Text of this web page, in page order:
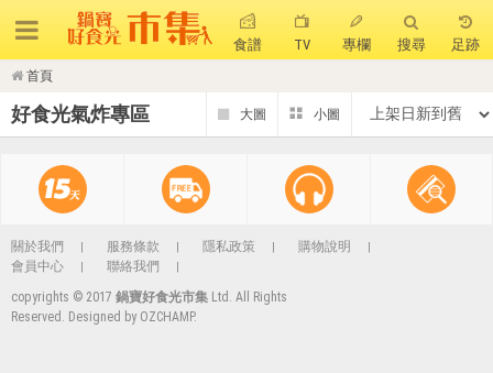
食譜 TV 專欄 搜尋 足跡
首頁
好食光氣炸專區
關於我們 服務條款 隱私政策
購物說明
會員中心
聯絡我們
copyrights © 2017 鍋寶好食光市集 Ltd. All Rights
Reserved. Designed by OZCHAMP.
熱門搜尋
聚油不沾鍋 全球通吹風機 陶瓷不沾電鍋
珍珠粗吸管杯 可微波保鮮盒 大理石不沾鍋